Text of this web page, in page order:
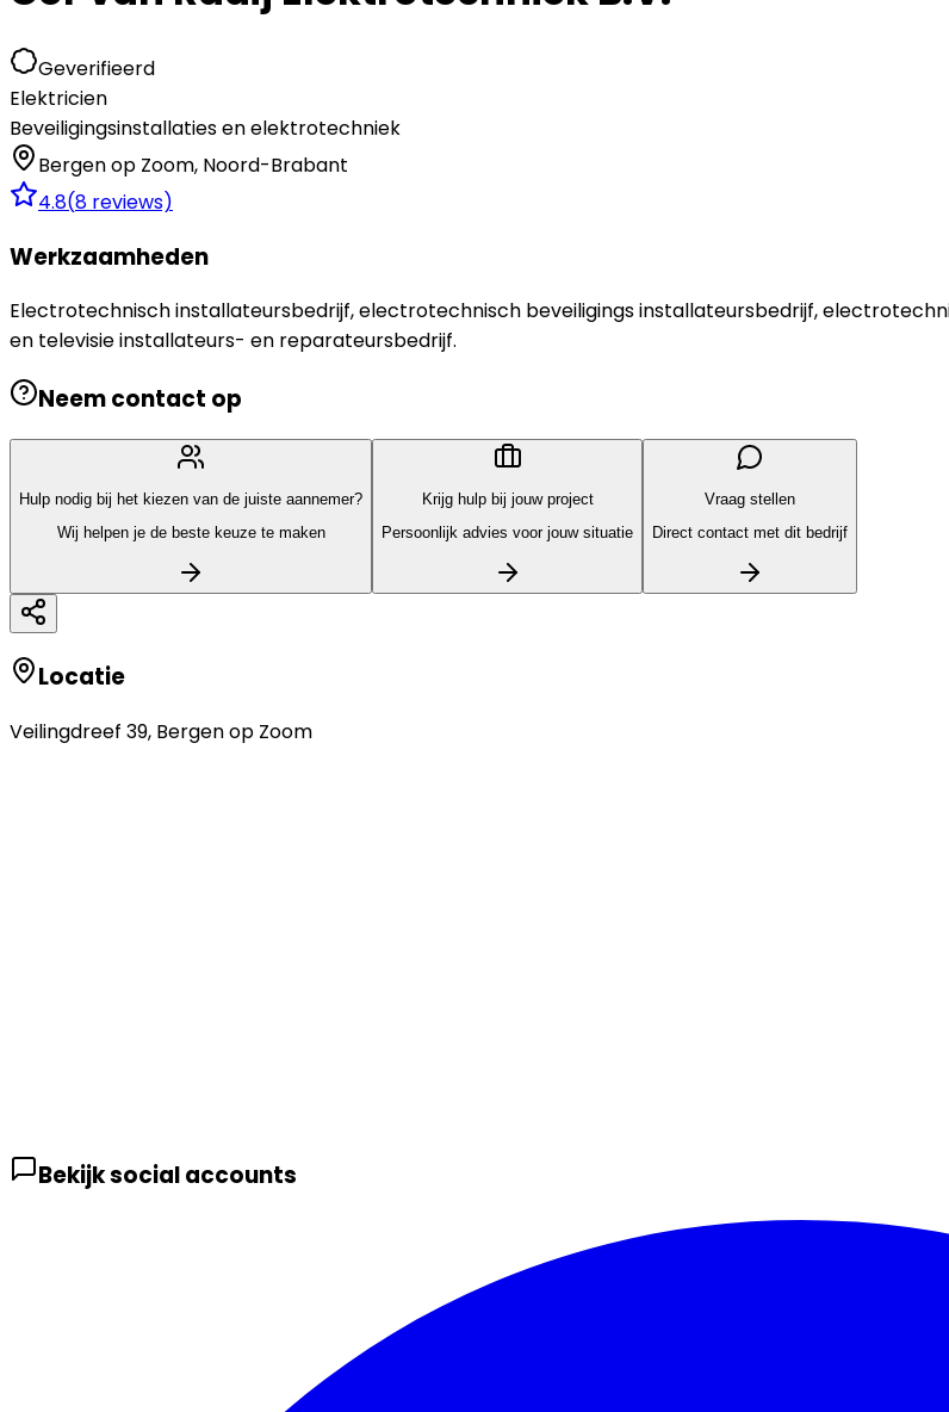
Geverifieerd
Elektricien
Beveiligingsinstallaties en elektrotechniek
Bergen op Zoom, Noord-Brabant
4.8(8 reviews)
Werkzaamheden
Electrotechnisch installateursbedrijf, electrotechnisch beveiligings installateursbedrijf,
en televisie installateurs- en reparateursbedrijf.
Neem contact op
Hulp nodig bij het kiezen van de juiste aannemer?
Wij helpen je de beste keuze te maken
Krijg hulp bij jouw project
Persoonlijk advies voor jouw situatie
Vraag stellen
Direct contact met dit bedrijf
Locatie
Veilingdreef 39, Bergen op Zoom
Bekijk social accounts